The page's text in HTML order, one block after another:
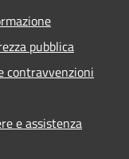
pubblica
contravvenzioni
e assistenza